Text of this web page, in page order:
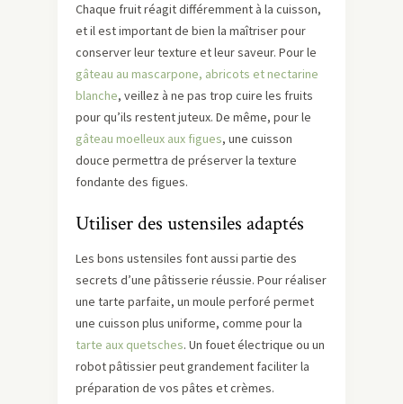
Chaque fruit réagit différemment à la cuisson,
et il est important de bien la maîtriser pour
conserver leur texture et leur saveur. Pour le
gâteau au mascarpone, abricots et nectarine
blanche, veillez à ne pas trop cuire les fruits
pour qu’ils restent juteux. De même, pour le
gâteau moelleux aux figues, une cuisson
douce permettra de préserver la texture
fondante des figues.
Utiliser des ustensiles adaptés
Les bons ustensiles font aussi partie des
secrets d’une pâtisserie réussie. Pour réaliser
une tarte parfaite, un moule perforé permet
une cuisson plus uniforme, comme pour la
tarte aux quetsches. Un fouet électrique ou un
robot pâtissier peut grandement faciliter la
préparation de vos pâtes et crèmes.